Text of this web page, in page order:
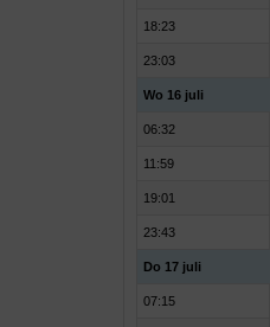
18:23
23:03
Wo 16 juli
06:32
11:59
19:01
23:43
Do 17 juli
07:15